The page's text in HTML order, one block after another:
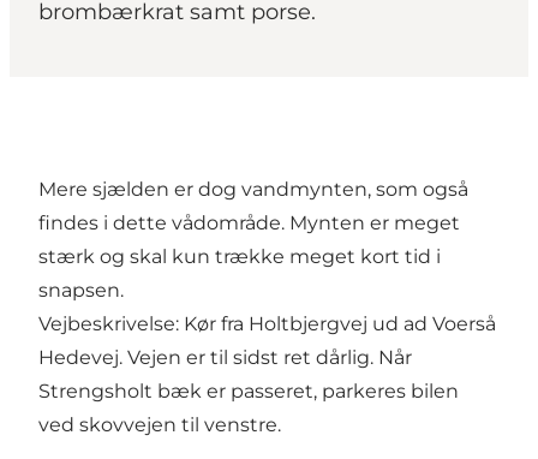
brombærkrat samt porse.
Mere sjælden er dog vandmynten, som også
findes i dette vådområde. Mynten er meget
stærk og skal kun trække meget kort tid i
snapsen.
Vejbeskrivelse: Kør fra Holtbjergvej ud ad Voerså
Hedevej. Vejen er til sidst ret dårlig. Når
Strengsholt bæk er passeret, parkeres bilen
ved skovvejen til venstre.